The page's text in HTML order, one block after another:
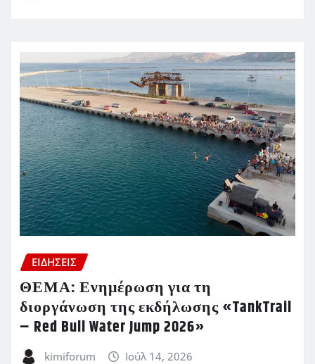
ΕΙΔΗΣΕΙΣ
ΘΕΜΑ: Ενημέρωση για τη
διοργάνωση της εκδήλωσης «TankTrail
– Red Bull Water Jump 2026»
kimiforum Ιούλ 14, 2026